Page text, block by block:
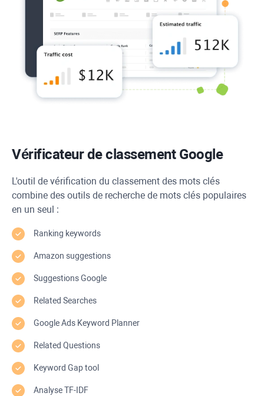
Vérificateur de classement Google
L'outil de vérification du classement des mots clés
combine des outils de recherche de mots clés populaires
en un seul :
Ranking keywords
Amazon suggestions
Suggestions Google
Related Searches
Google Ads Keyword Planner
Related Questions
Keyword Gaptool
AnalyseTF-IDF